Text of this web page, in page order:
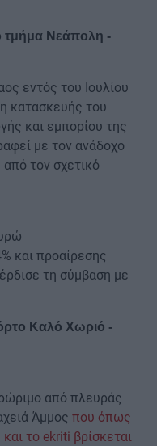
τμήμα Νεάπολη -
εντός του Ιουλίου
κατασκευής του
και εμπορίου της
με τον ανάδοχο
τον σχετικό
και προαίρεσης
τη σύμβαση με
Καλό Χωριό -
από πλευράς
Άμμος που όπως
το ekriti βρίσκεται